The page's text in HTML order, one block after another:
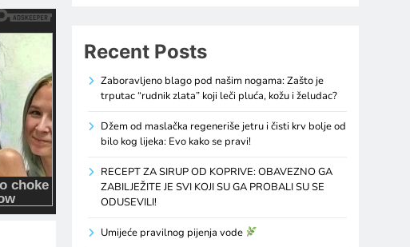
Recent Posts
Zaboravljeno blago pod našim nogama: Zašto je
trputac “rudnik zlata” koji leči pluća, kožu i želudac?
Džem od maslačka regeneriše jetru i čisti krv bolje od
bilo kog lijeka: Evo kako se pravi!
RECEPT ZA SIRUP OD KOPRIVE: OBAVEZNO GA
ZABILJEŽITE JE SVI KOJI SU GA PROBALI SU SE
ODUSEVILI!
Umijeće pravilnog pijenja vode